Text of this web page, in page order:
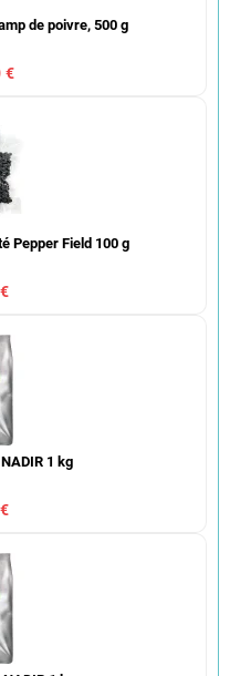
de poivre, 500 g
€
Pepper Field 100 g
1 kg